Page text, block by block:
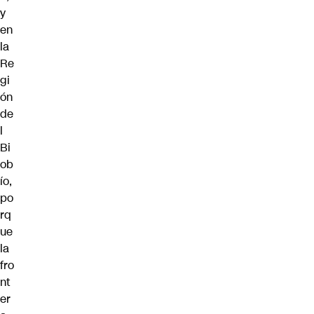
y
en
la
Re
gi
ón
de
l
Bi
ob
ío,
po
rq
ue
la
fro
nt
er